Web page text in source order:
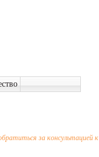
за консультацией